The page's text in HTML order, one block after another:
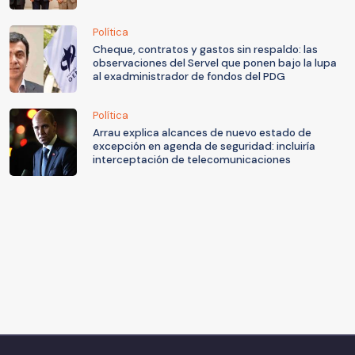
Política
Cheque, contratos y gastos sin respaldo: las
observaciones del Servel que ponen bajo la lupa
al exadministrador de fondos del PDG
Política
Arrau explica alcances de nuevo estado de
excepción en agenda de seguridad: incluiría
interceptación de telecomunicaciones